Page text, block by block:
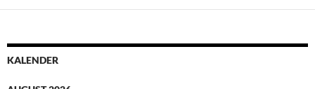
KALENDER